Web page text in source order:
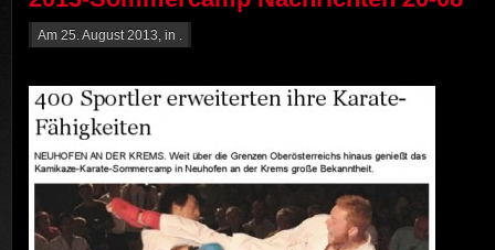
Am 25. August 2013, in .